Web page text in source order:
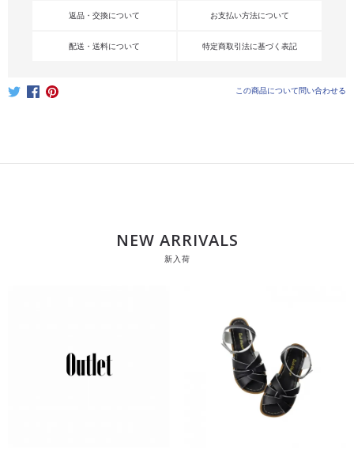
返品・交換について お支払い方法について
配送・送料について 特定商取引法に基づく表記
この商品について問い合わせる
NEW ARRIVALS
新入荷